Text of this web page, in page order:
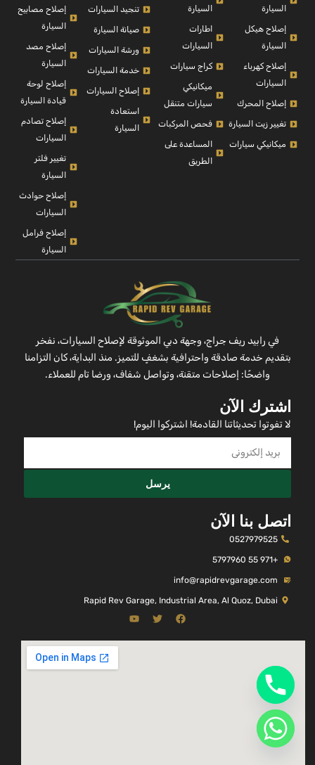
السيارة
إصلاح هيكل
السيارة
إصلاح كهرباء
السيارات
إصلاح المحرك
تغيير زيت السيارة
ميكانيكي سيارات
السيارة
اطارات
السيارات
كراج سيارات
ميكانيكي
سيارات متنقل
فحص المركبات
المساعدة على
الطريق
تنجيد السيارات
صيانة السيارة
ورشة السيارات
خدمة السيارات
إصلاح السيارات
استعادة
السيارة
إصلاح مصابيح
السيارة
إصلاح مصد
السيارة
إصلاح لوحة
قيادة السيارة
إصلاح تصادم
السيارات
تغيير فلتر
السيارة
إصلاح حوادث
السيارات
إصلاح فرامل
السيارة
في رابيد ريف جراج، وجهة دبي الموثوقة لإصلاح السيارات، نفخر
بتقديم خدمة صادقة واحترافية بشغفٍ للتميز. منذ البداية، كان التزامنا
واضحًا: إصلاحات متقنة، وتواصل شفاف، ورضا تام للعملاء.
اشترك الآن
لا تفوتوا تحديثاتنا القادمة! اشتركوا اليوم!
يرسل
اتصل بنا الآن
0527979525
+971 55 5797960
info@rapidrevgarage.com
Rapid Rev Garage, Industrial Area, Al Quoz, Dubai